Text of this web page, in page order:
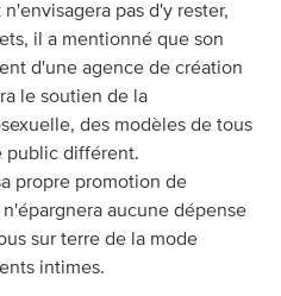
pas d'y rester,
il a mentionné que son
d'une agence de création
le soutien de la
des modèles de tous
public différent.
propre promotion de
aucune dépense
sur terre de la mode
intimes.